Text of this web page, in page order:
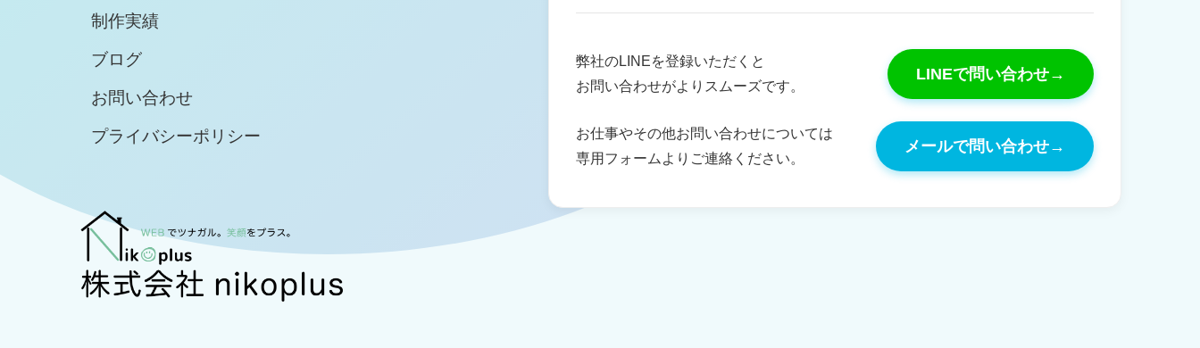
制作実績
ブログ
お問い合わせ
プライバシーポリシー
弊社のLINEを登録いただくと
お問い合わせがよりスムーズです。
LINEで問い合わせ→
お仕事やその他お問い合わせについては
専用フォームよりご連絡ください。
メールで問い合わせ→